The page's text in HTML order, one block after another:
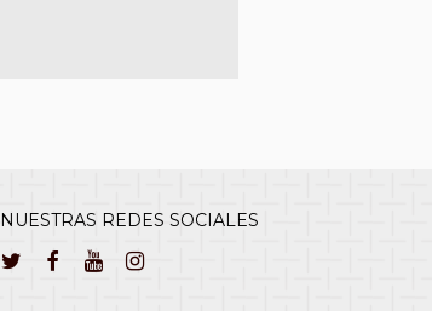
NUESTRAS REDES SOCIALES